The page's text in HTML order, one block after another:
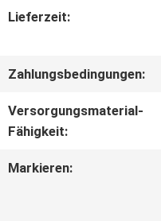
UNS
NEUIGKEITEN
RECHTSSACHEN
Lieferzeit:
Zahlungsbedingungen:
Versorgungsmaterial-
Fähigkeit:
Markieren: